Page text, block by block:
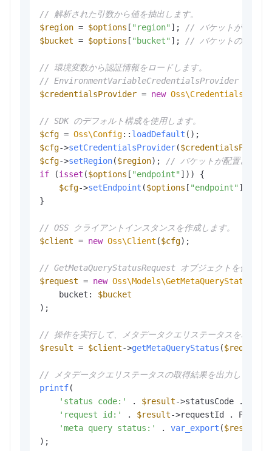
// 解析された引数から値を抽出します。
$region = $options [ "region" ];
// バケットが配置さ
$bucket = $options [ "bucket" ]; // バケットの名前。
// 環境変数から認証情報をロードします。
// EnvironmentVariableCredentialsProvider を使用し
$credentialsProvider = new
// SDK のデフォルト構成を使用します。
$cfg = Oss\Config:: loadDefault
$cfg->setCredentialsProvider(
$cfg->setRegion($region);
// バケットが配置されて
if (isset ($options [ "endpoint" ])) {
$cfg->setEndpoint ($options [ "endpoint" ]);
}
// OSS クライアントインスタンスを作成します。
$client = new Oss\Client ($cfg);
// GetMetaQueryStatusRequest オブジェクトを作成して
$request = new
    bucket:
$bucket
);
// 操作を実行して、メタデータクエリステータスを取得し
$result = $client->getMetaQueryStatus ($request
// メタデータクエリステータスの取得結果を出力します。
printf(
'status code:'
. $result->statusCode .
'request id:'
. $result->requestId .
'meta query status:'
. var_export ($result